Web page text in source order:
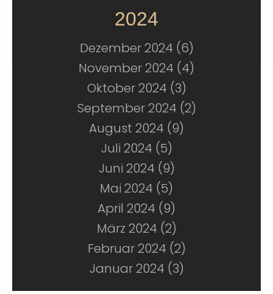
2024
Dezember 2024 (6)
November 2024 (4)
Oktober 2024 (3)
September 2024 (2)
August 2024 (9)
Juli 2024 (5)
Juni 2024 (9)
Mai 2024 (5)
April 2024 (9)
März 2024 (2)
Februar 2024 (2)
Januar 2024 (3)